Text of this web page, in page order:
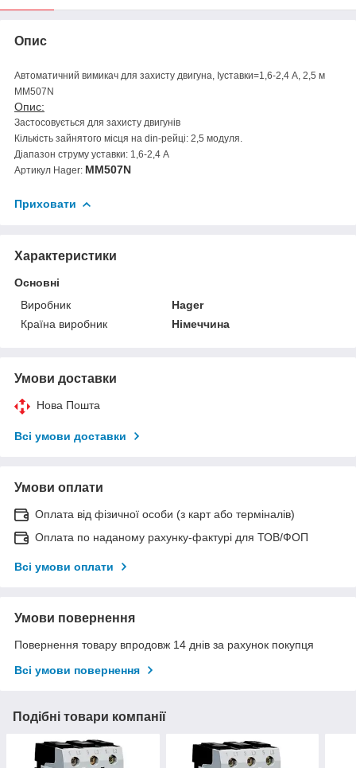
Опис
Автоматичний вимикач для захисту двигуна, Іуставки=1,6-2,4 А, 2,5 м
MM507N
Опис:
Застосовується для захисту двигунів
Кількість зайнятого місця на din-рейці: 2,5 модуля.
Діапазон струму уставки: 1,6-2,4 А
Артикул Hager: MM507N
Приховати
Характеристики
Основні
Виробник
Hager
Країна виробник
Німеччина
Умови доставки
Нова Пошта
Всі умови доставки
Умови оплати
Оплата від фізичної особи (з карт або терміналів)
Оплата по наданому рахунку-фактурі для ТОВ/ФОП
Всі умови оплати
Умови повернення
Повернення товару впродовж 14 днів за рахунок покупця
Всі умови повернення
Подібні товари компанії